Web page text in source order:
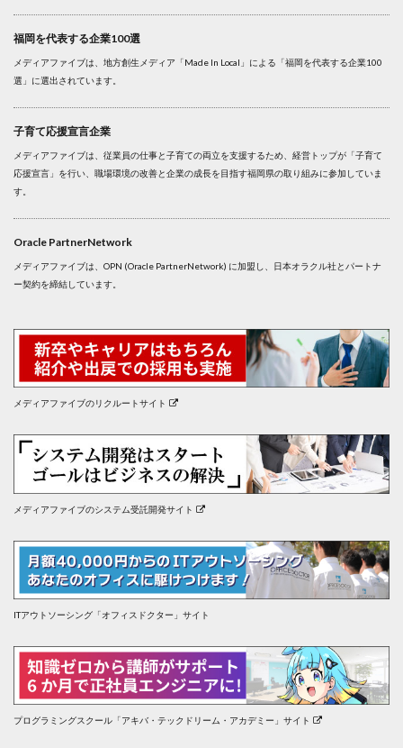
福岡を代表する企業100選
メディアファイブは、地方創生メディア「Made In Local」による「福岡を代表する企業100
選」に選出されています。
子育て応援宣言企業
メディアファイブは、従業員の仕事と子育ての両立を支援するため、経営トップが「子育て
応援宣言」を行い、職場環境の改善と企業の成長を目指す福岡県の取り組みに参加していま
す。
Oracle PartnerNetwork
メディアファイブは、OPN (Oracle PartnerNetwork) に加盟し、日本オラクル社とパートナ
ー契約を締結しています。
メディアファイブのリクルートサイト
メディアファイブのシステム受託開発サイト
ITアウトソーシング「オフィスドクター」サイト
プログラミングスクール「アキバ・テックドリーム・アカデミー」サイト